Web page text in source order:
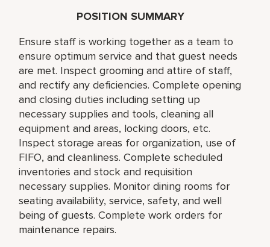
POSITION SUMMARY
Ensure staff is working together as a team to
ensure optimum service and that guest needs
are met. Inspect grooming and attire of staff,
and rectify any deficiencies. Complete opening
and closing duties including setting up
necessary supplies and tools, cleaning all
equipment and areas, locking doors, etc.
Inspect storage areas for organization, use of
FIFO, and cleanliness. Complete scheduled
inventories and stock and requisition
necessary supplies. Monitor dining rooms for
seating availability, service, safety, and well
being of guests. Complete work orders for
maintenance repairs.